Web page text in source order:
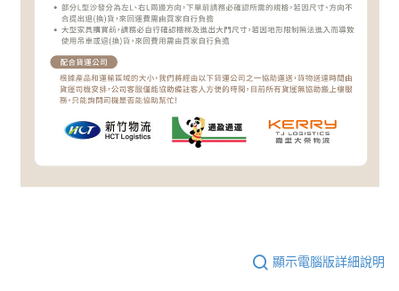
顯示電腦版詳細說明